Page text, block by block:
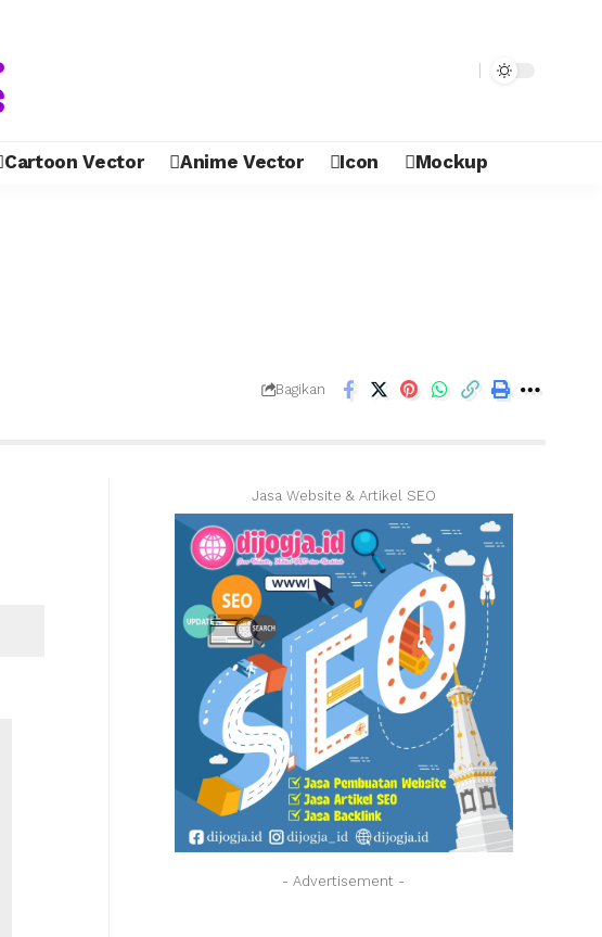
Cartoon Vector Anime Vector Icon Mockup
Bagikan
Jasa Website & Artikel SEO
- Advertisement -